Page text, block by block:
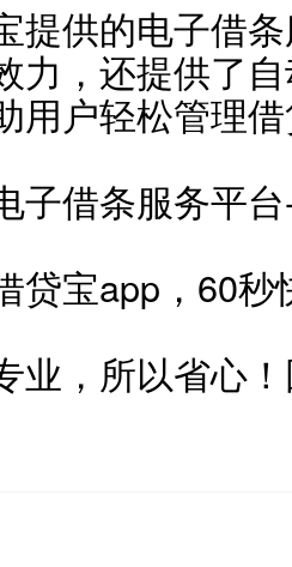
供的电子借条
力，还提供了
用户轻松管理
子借条服务平
宝app，60秒
，所以省心！